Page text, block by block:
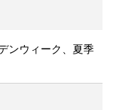
ンウィーク、夏季